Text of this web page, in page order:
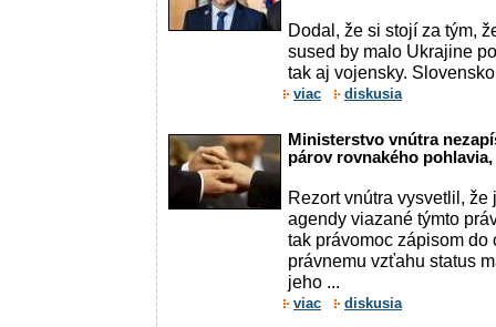
Dodal, že si stojí za tým,
sused by malo Ukrajine
tak aj vojensky.
viac diskusia
Ministerstvo vnútra
párov rovnakého
Rezort vnútra vysvetlil,
agendy viazané týmto
tak právomoc zápisom
právnemu vzťahu status
jeho ...
viac diskusia